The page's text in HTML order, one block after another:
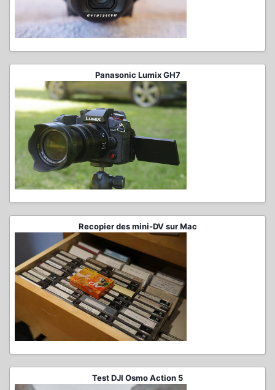
Panasonic Lumix GH7
Recopier des mini-DV sur Mac
Test DJI Osmo Action 5